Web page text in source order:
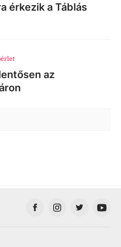
érkezik a Táblás
az